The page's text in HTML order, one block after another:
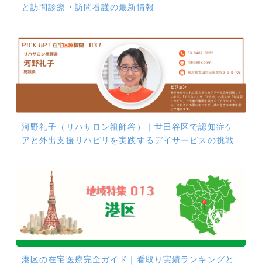
と訪問診療・訪問看護の最新情報
河野礼子（リハサロン祖師谷）｜世田谷区で認知症ケ
アと外出支援リハビリを実践するデイサービスの挑戦
港区の在宅医療完全ガイド｜看取り実績ランキングと